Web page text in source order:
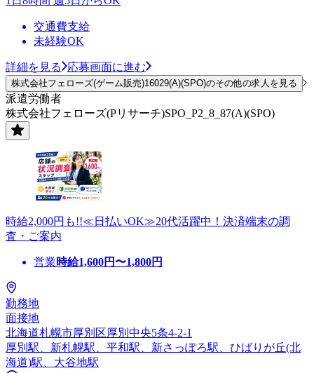
交通費支給
未経験OK
詳細を見る 応募画面に進む
株式会社フェローズ(ゲーム販売)16029(A)(SPO)のその他の求人を見る
派遣労働者
株式会社フェローズ(Pリサーチ)SPO_P2_8_87(A)(SPO)
時給2,000円も!!≪日払いOK≫20代活躍中！決済端末の調
査・ご案内
営業時給1,600円〜1,800円
勤務地
面接地
北海道札幌市厚別区厚別中央5条4-2-1
厚別駅、新札幌駅、平和駅、新さっぽろ駅、ひばりが丘(北
海道)駅、大谷地駅